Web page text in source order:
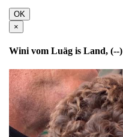
OK
×
Wini vom Luäg is Land, (--)